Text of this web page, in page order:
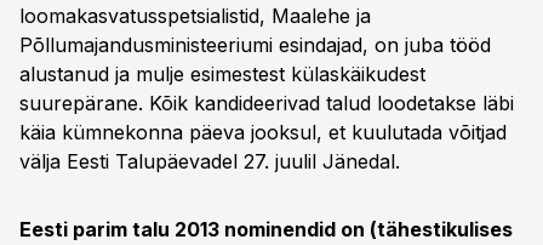
loomakasvatusspetsialistid, Maalehe ja
Põllumajandusministeeriumi esindajad, on juba tööd
alustanud ja mulje esimestest külaskäikudest
suurepärane. Kõik kandideerivad talud loodetakse läbi
käia kümnekonna päeva jooksul, et kuulutada võitjad
välja Eesti Talupäevadel 27. juulil Jänedal.
Eesti parim talu 2013 nominendid on (tähestikulises